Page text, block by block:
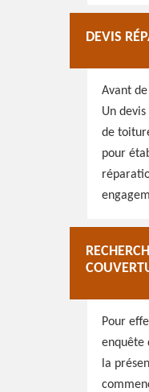
DEVIS
Avant
Un
de
pour
Pour
enquête
la